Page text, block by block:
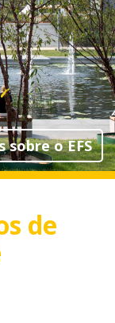
o EFS
de